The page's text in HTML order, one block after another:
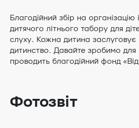
Благодійний збір на організацію
дитячого літнього табору для
слуху. Кожна дитина
дитинство. Давайте зробимо для
проводить благодійний фонд
Фотозвіт